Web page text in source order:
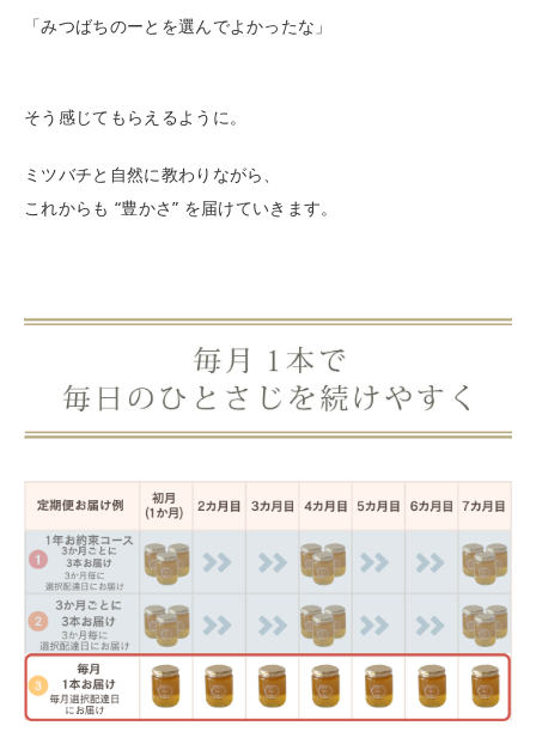
「みつばちのーとを選んでよかったな」
そう感じてもらえるように。
ミツバチと自然に教わりながら、
これからも “豊かさ” を届けていきます。